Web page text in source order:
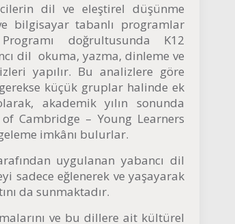
dil ve eleştirel düşünme
bilgisayar tabanlı programlar
doğrultusunda K12
dil okuma, yazma, dinleme ve
yapılır. Bu analizlere göre
küçük gruplar halinde ek
akademik yılın sonunda
Cambridge – Young Learners
imkânı bulurlar.
uygulanan yabancı dil
sadece eğlenerek ve yaşayarak
da sunmaktadır.
ve bu dillere ait kültürel